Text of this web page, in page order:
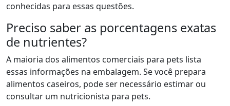
conhecidas para essas questões.
Preciso saber as porcentagens exatas
de nutrientes?
A maioria dos alimentos comerciais para pets lista
essas informações na embalagem. Se você prepara
alimentos caseiros, pode ser necessário estimar ou
consultar um nutricionista para pets.